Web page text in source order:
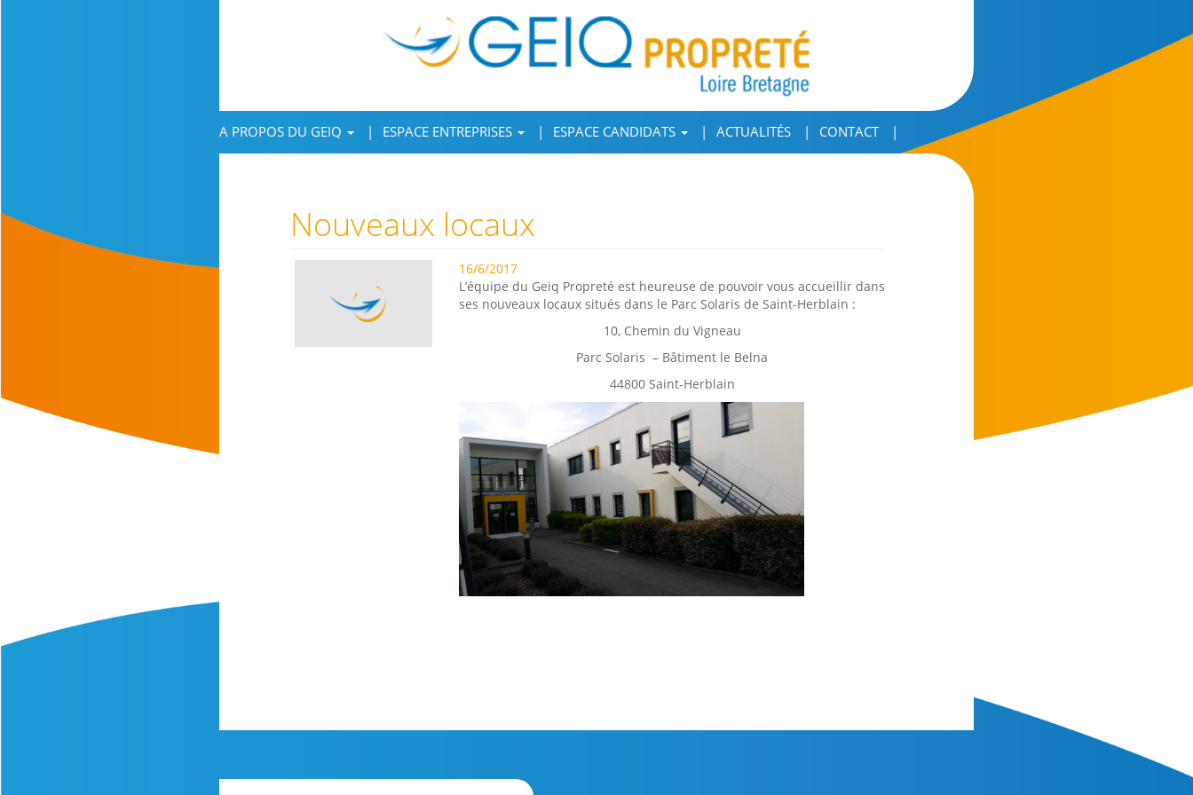
A PROPOS DU GEIQ ESPACE ENTREPRISES ESPACE CANDIDATS ACTUALITÉS CONTACT
Nouveaux locaux
16/6/2017
L’équipe du Geiq Propreté est heureuse de pouvoir vous accueillir dans
ses nouveaux locaux situés dans le Parc Solaris de Saint-Herblain :
10, Chemin du Vigneau
Parc Solaris – Bâtiment le Belna
44800 Saint-Herblain